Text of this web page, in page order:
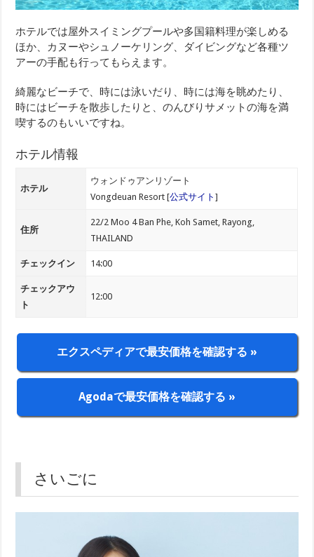
ホテルでは屋外スイミングプールや多国籍料理が楽しめる
ほか、カヌーやシュノーケリング、ダイビングなど各種ツ
アーの手配も行ってもらえます。
綺麗なビーチで、時には泳いだり、時には海を眺めたり、
時にはビーチを散歩したりと、のんびりサメットの海を満
喫するのもいいですね。
ホテル情報
ホテル
ウォンドゥアンリゾート
Vongdeuan Resort [公式サイト]
住所
22/2 Moo 4 Ban Phe, Koh Samet, Rayong,
THAILAND
チェックイン 14:00
チェックアウ
ト
12:00
エクスペディアで最安価格を確認する »
Agodaで最安価格を確認する »
さいごに